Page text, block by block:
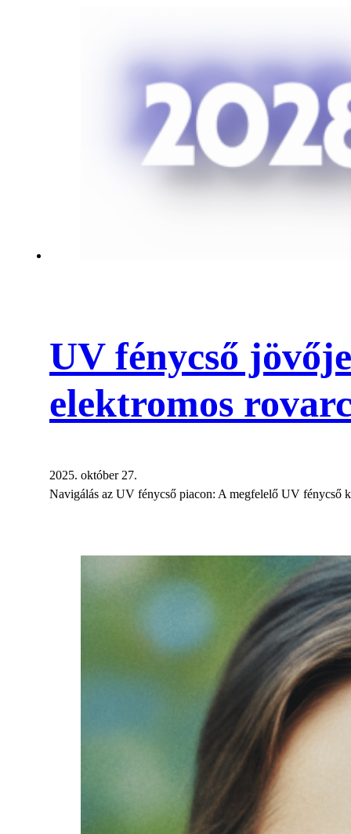
UV fénycső
elektromos
2025. október 27.
Navigálás az UV fénycső piacon: A megfelelő UV fénycső